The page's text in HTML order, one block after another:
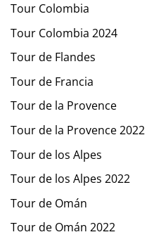
Tour Colombia
Tour Colombia 2024
Tour de Flandes
Tour de Francia
Tour de la Provence
Tour de la Provence 2022
Tour de los Alpes
Tour de los Alpes 2022
Tour de Omán
Tour de Omán 2022